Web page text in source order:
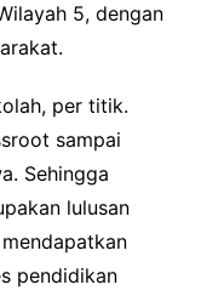
5, dengan
per titik.
sampai
Sehingga
lulusan
pendidikan